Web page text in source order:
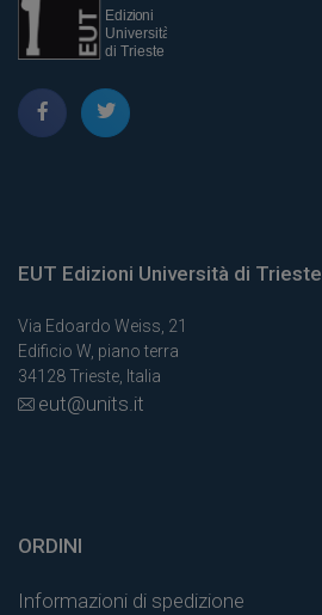
EUT Edizioni Università di Trieste
Via Edoardo Weiss, 21
Edificio W, piano terra
34128 Trieste, Italia
eut@units.it
ORDINI
Informazioni di spedizione